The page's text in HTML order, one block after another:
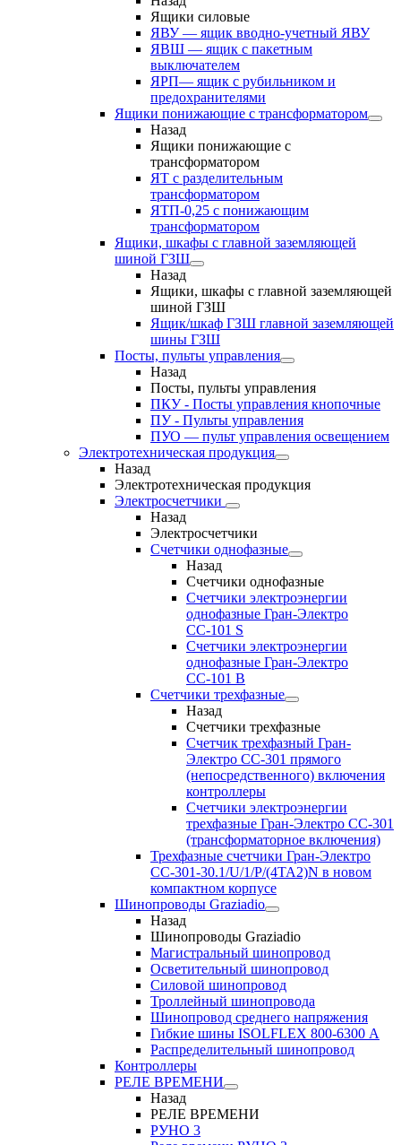
Ящики силовые
ЯВУ — ящик вводно-учетный ЯВУ
ЯВШ — ящик с пакетным
выключателем
ЯРП— ящик с рубильником и
предохранителями
Ящики понижающие с трансформатором
Назад
Ящики понижающие с
трансформатором
ЯТ с разделительным
трансформатором
ЯТП-0,25 с понижающим
трансформатором
Ящики, шкафы с главной заземляющей
шиной ГЗШ
Назад
Ящики, шкафы с главной заземляющей
шиной ГЗШ
Ящик/шкаф ГЗШ главной заземляющей
шины ГЗШ
Посты, пульты управления
Назад
Посты, пульты управления
ПКУ - Посты управления кнопочные
ПУ - Пульты управления
ПУО — пульт управления освещением
Электротехническая продукция
Назад
Электротехническая продукция
Электросчетчики
Назад
Электросчетчики
Счетчики однофазные
Назад
Счетчики однофазные
Счетчики электроэнергии
однофазные Гран-Электро
СС-101 S
Счетчики электроэнергии
однофазные Гран-Электро
СС-101 B
Счетчики трехфазные
Назад
Счетчики трехфазные
Счетчик трехфазный Гран-
Электро CC-301 прямого
(непосредственного) включения
контроллеры
Счетчики электроэнергии
трехфазные Гран-Электро CC-301
(трансформаторное включения)
Трехфазные счетчики Гран-Электро
СС-301-30.1/U/1/P/(4TA2)N в новом
компактном корпусе
Шинопроводы Graziadio
Назад
Шинопроводы Graziadio
Магистральный шинопровод
Осветительный шинопровод
Силовой шинопровод
Троллейный шинопровода
Шинопровод среднего напряжения
Гибкие шины ISOLFLEX 800-6300 А
Распределительный шинопровод
Контроллеры
РЕЛЕ ВРЕМЕНИ
Назад
РЕЛЕ ВРЕМЕНИ
РУНО 3